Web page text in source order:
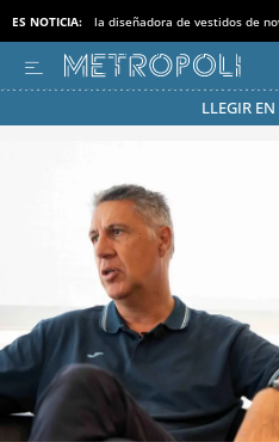
ES NOTICIA: la diseñadora de vestidos de
LLEGIR
Pásate al MODO